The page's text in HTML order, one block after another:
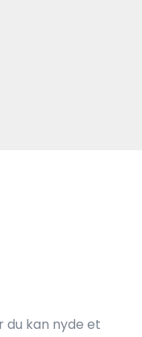
du kan nyde et